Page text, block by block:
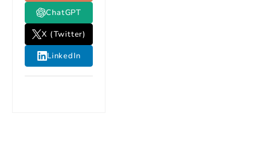
ChatGPT
X (Twitter)
LinkedIn